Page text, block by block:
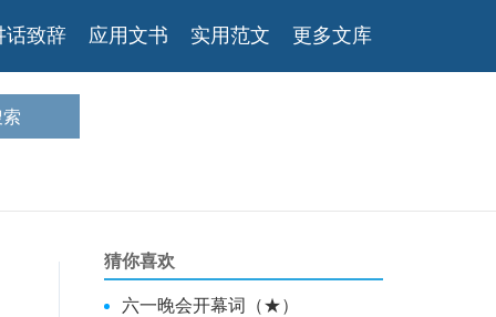
话致辞 应用文书 实用范文 更多文库
猜你喜欢
六一晚会开幕词（★）